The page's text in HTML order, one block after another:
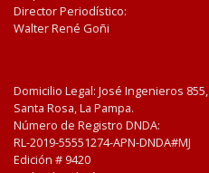
Director Periodístico:
Walter René Goñi
Domicilio Legal: José Ingenieros 855,
Santa Rosa, La Pampa.
Número de Registro DNDA:
RL-2019-55551274-APN-DNDA#MJ
Edición # 9420